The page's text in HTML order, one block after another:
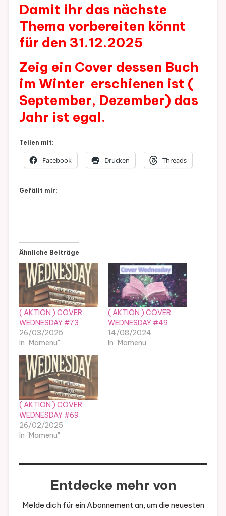
Damit ihr das nächste
Thema vorbereiten könnt
für den 31.12.2025
Zeig ein Cover dessen Buch
im Winter erschienen ist (
September, Dezember) das
Jahr ist egal.
Teilen mit:
Facebook Drucken Threads
Gefällt mir:
Ähnliche Beiträge
( AKTION ) COVER
WEDNESDAY #73
26/03/2025
In "Mamenu"
( AKTION ) COVER
WEDNESDAY #49
14/08/2024
In "Mamenu"
( AKTION ) COVER
WEDNESDAY #69
26/02/2025
In "Mamenu"
Entdecke mehr von
Melde dich für ein Abonnement an, um die neuesten